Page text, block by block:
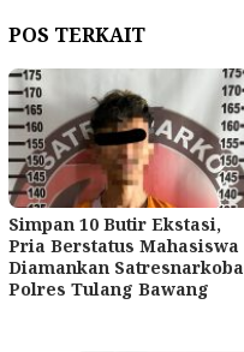
POS TERKAIT
Simpan 10 Butir Ekstasi,
Pria Berstatus Mahasiswa
Diamankan Satresnarkoba
Polres Tulang Bawang